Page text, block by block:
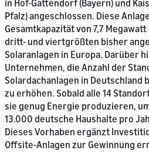
in Hof-Gattendorf (Bayern) und
Pfalz) angeschlossen. Diese
Gesamtkapazität von 7,7 Megawatt
dritt- und viertgrößten bisher
Solaranlagen in Europa. Darüber
Unternehmen, die Anzahl der
Solardachanlagen in Deutschland
zu erhöhen. Sobald alle 14
sie genug Energie produzieren,
13.000 deutsche Haushalte pro
Dieses Vorhaben ergänzt
Offsite-Anlagen zur Gewinnung